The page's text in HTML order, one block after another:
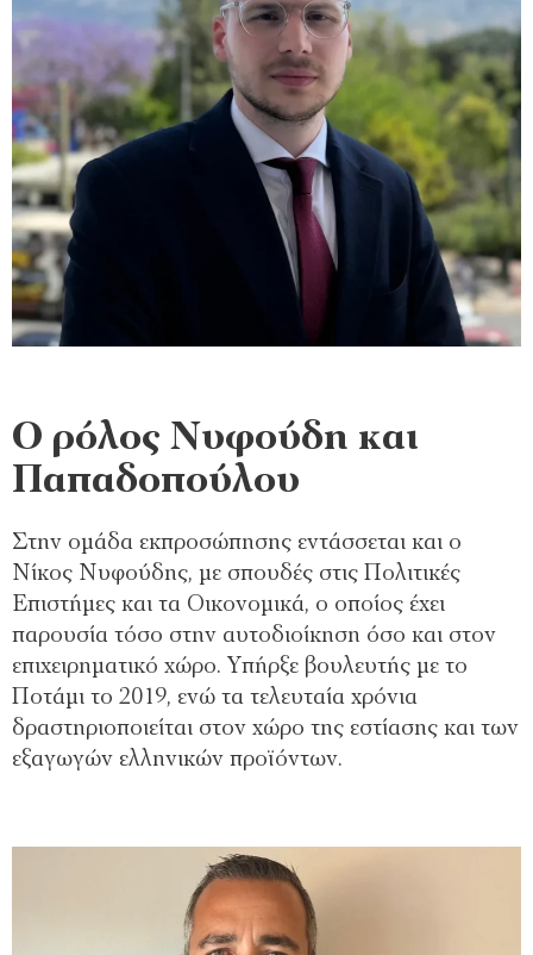
Ο ρόλος Νυφούδη και
Παπαδοπούλου
Στην ομάδα εκπροσώπησης εντάσσεται και ο
Νίκος Νυφούδης, με σπουδές στις Πολιτικές
Επιστήμες και τα Οικονομικά, ο οποίος έχει
παρουσία τόσο στην αυτοδιοίκηση όσο και στον
επιχειρηματικό χώρο. Υπήρξε βουλευτής με το
Ποτάμι το 2019, ενώ τα τελευταία χρόνια
δραστηριοποιείται στον χώρο της εστίασης και των
εξαγωγών ελληνικών προϊόντων.